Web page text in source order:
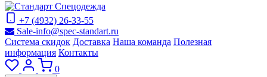
+7 (4932) 26-33-55
Sale-info@spec-standart.ru
Система скидок Доставка Наша команда Полезная
информация Контакты
0